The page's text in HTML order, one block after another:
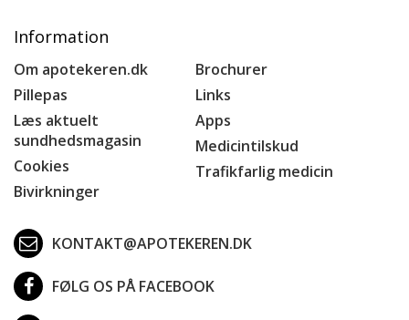
Information
Om apotekeren.dk
Pillepas
Læs aktuelt
sundhedsmagasin
Cookies
Bivirkninger
Brochurer
Links
Apps
Medicintilskud
Trafikfarlig medicin
KONTAKT@APOTEKEREN.DK
FØLG OS PÅ FACEBOOK